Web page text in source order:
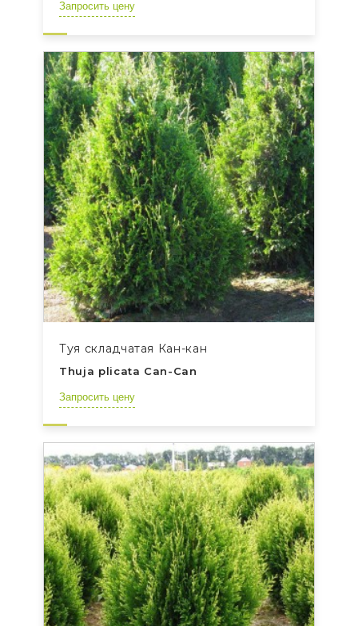
Запросить цену
Туя складчатая Кан-кан
Thuja plicata Can-Can
Запросить цену